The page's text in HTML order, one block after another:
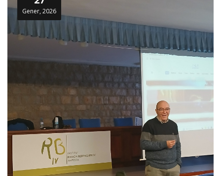
Gener, 2026